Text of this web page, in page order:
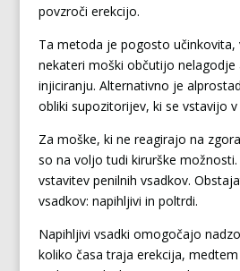
povzroči erekcijo.
Ta metoda je pogosto učinkovita,
nekateri moški občutijo nelagodje
injiciranju. Alternativno je
obliki supozitorijev, ki se vstavijo v
Za moške, ki ne reagirajo na
so na voljo tudi kirurške
vstavitev penilnih vsadkov.
vsadkov: napihljivi in poltrdi.
Napihljivi vsadki omogočajo
koliko časa traja erekcija,